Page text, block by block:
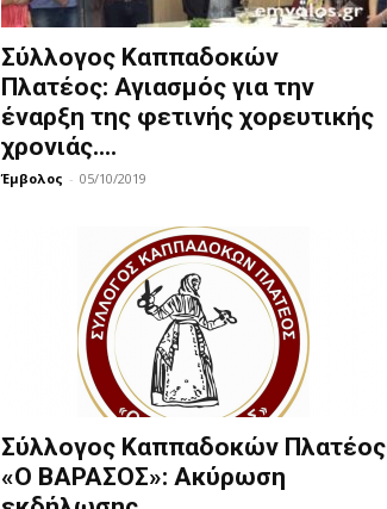
Σύλλογος Καππαδοκών
Πλατέος: Αγιασμός για την
έναρξη της φετινής χορευτικής
χρονιάς....
Έμβολος - 05/10/2019
Σύλλογος Καππαδοκών Πλατέος
«Ο ΒΑΡΑΣΟΣ»: Ακύρωση